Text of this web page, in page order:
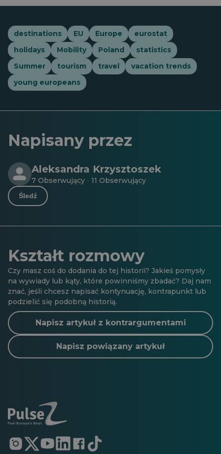
destinations EU Europe
eurostat
holidays
Mobility Poland
statistics
Summer
tourism travel
vacation trends
young europeans
Napisany przez
Aleksandra Krzysztoszek
7 Obserwujący · 11 Obserwujący
Śledź
Kształt rozmowy
Czy masz coś do dodania do tej historii? Jakieś pomysły
na wywiady lub kąty, które powinniśmy zbadać? Daj nam
znać, jeśli chcesz napisać kontynuację, kontrapunkt lub
podzielić się podobną historią.
Napisz artykuł z kontrargumentami
Napisz powiązany artykuł
Otwiera
się
Otwiera
się
Otwiera
się
Otwiera
się
Otwiera
się
Otwiera
się